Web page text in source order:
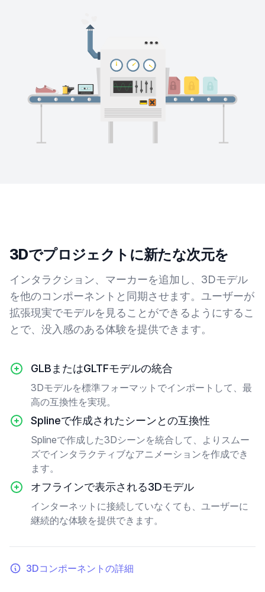
3Dでプロジェクトに新たな次元を
インタラクション、マーカーを追加し、3Dモデル
を他のコンポーネントと同期させます。ユーザーが
拡張現実でモデルを見ることができるようにするこ
とで、没入感のある体験を提供できます。
GLBまたはGLTFモデルの統合
3Dモデルを標準フォーマットでインポートして、最
高の互換性を実現。
Splineで作成されたシーンとの互換性
Splineで作成した3Dシーンを統合して、よりスムー
ズでインタラクティブなアニメーションを作成でき
ます。
オフラインで表示される3Dモデル
インターネットに接続していなくても、ユーザーに
継続的な体験を提供できます。
3Dコンポーネントの詳細